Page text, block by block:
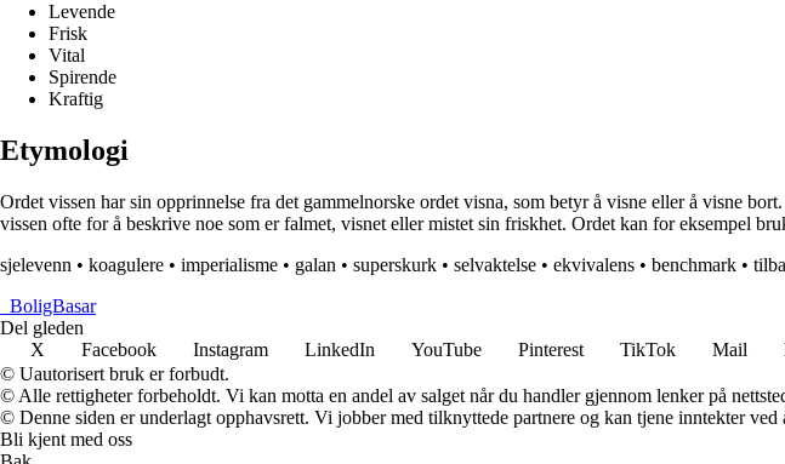
Levende
Frisk
Vital
Spirende
Kraftig
Etymologi
Ordet vissen har sin opprinnelse fra det gammelnorske ordet visna, som betyr å visne eller å visne
vissen ofte for å beskrive noe som er falmet, visnet eller mistet sin friskhet. Ordet kan for eksempel
sjelevenn • koagulere • imperialisme • galan • superskurk • selvaktelse • ekvivalens • benchmark •
BoligBasar
Del gleden
X
Facebook Instagram LinkedIn YouTube Pinterest TikTok Mail
© Uautorisert bruk er forbudt.
© Alle rettigheter forbeholdt. Vi kan motta en andel av salget når du handler gjennom lenker på
© Denne siden er underlagt opphavsrett. Vi jobber med tilknyttede partnere og kan tjene inntekter
Bli kjent med oss